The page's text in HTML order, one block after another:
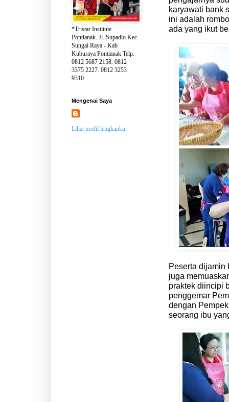
karyawati bank
ini adalah
ada yang ikut
Peserta dijamin
juga
praktek diincipi
penggemar
dengan
seorang ibu
*Tristar Institute
Pontianak. Jl. Supadio Kec
Sungai Raya - Kab
Kuburaya Pontianak Telp.
0812 5687 2158. 0812
3375 2227. 0812 3253
9310
Mengenai Saya
Lihat profil lengkapku